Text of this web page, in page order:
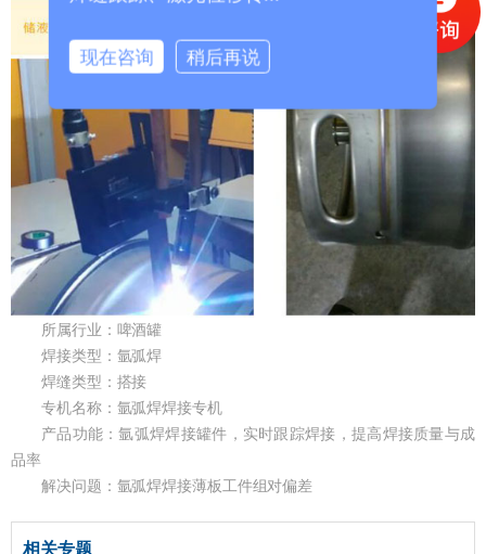
所属行业：啤酒罐
焊接类型：氩弧焊
焊缝类型：搭接
专机名称：氩弧焊焊接专机
产品功能：氩弧焊焊接罐件，实时跟踪焊接，提高焊接质量与成
品率
解决问题：氩弧焊焊接薄板工件组对偏差
相关专题
现在咨询 稍后再说